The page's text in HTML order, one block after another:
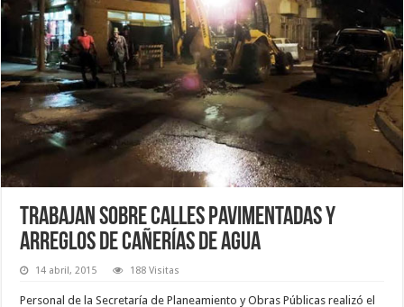
Trabajan sobre calles pavimentadas y
arreglos de cañerías de agua
14 abril, 2015 188 Visitas
Personal de la Secretaría de Planeamiento y Obras Públicas realizó el